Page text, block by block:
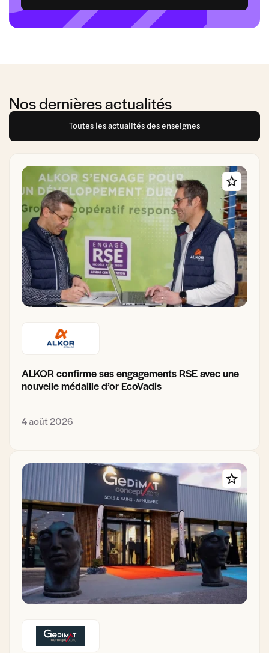
Nos dernières actualités
Toutes les actualités des enseignes
ALKOR confirme ses engagements RSE avec une
nouvelle médaille d’or EcoVadis
4 août 2026